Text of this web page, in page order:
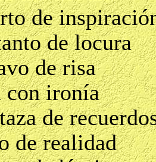
de
de locura
de risa
con ironía
de
de realidad